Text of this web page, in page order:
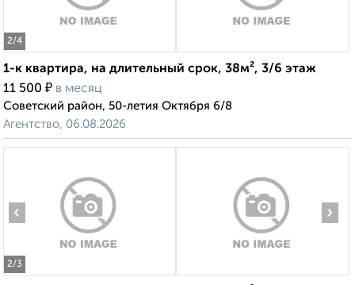
2/4
1-к квартира, на длительный срок, 38м², 3/6 этаж
11 500 ₽ в месяц
Советский район, 50-летия Октября 6/8
Агентство, 06.08.2026
2/3
‹ ›